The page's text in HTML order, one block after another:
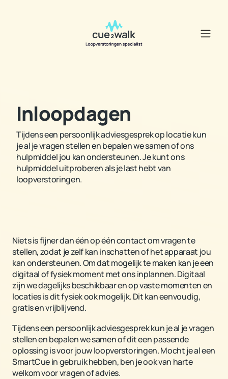
Inloopdagen
Tijdens een persoonlijk adviesgesprek op locatie kun
je al je vragen stellen en bepalen we samen of ons
hulpmiddel jou kan ondersteunen. Je kunt ons
hulpmiddel uitproberen als je last hebt van
loopverstoringen.
Niets is fijner dan één op één contact om vragen te
stellen, zodat je zelf kan inschatten of het apparaat jou
kan ondersteunen. Om dat mogelijk te maken kan je een
digitaal of fysiek moment met ons inplannen. Digitaal
zijn we dagelijks beschikbaar en op vaste momenten en
locaties is dit fysiek ook mogelijk. Dit kan eenvoudig,
gratis en vrijblijvend.
Tijdens een persoonlijk adviesgesprek kun je al je vragen
stellen en bepalen we samen of dit een passende
oplossing is voor jouw loopverstoringen. Mocht je al een
SmartCue in gebruik hebben, ben je ook van harte
welkom voor vragen of advies.